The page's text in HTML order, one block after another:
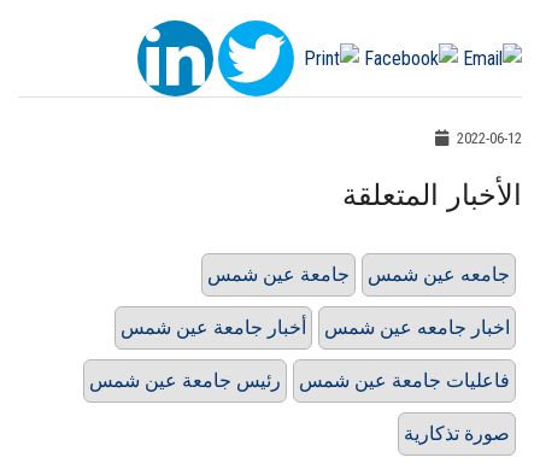
2022-06-12
الأخبار المتعلقة
جامعة عين شمس جامعه عين شمس
أخبار جامعة عين شمس اخبار جامعه عين شمس
رئيس جامعة عين شمس فاعليات جامعة عين شمس
صورة تذكارية